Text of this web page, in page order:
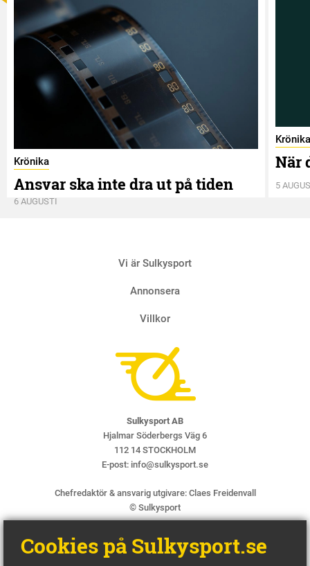
Krönika
Ansvar ska inte dra ut på tiden
6 AUGUSTI
Krönika
När
5
Vi är Sulkysport
Annonsera
Villkor
Sulkysport AB
Hjalmar Söderbergs Väg 6
112 14 STOCKHOLM
E-post: info@sulkysport.se
Chefredaktör & ansvarig utgivare: Claes Freidenvall
© Sulkysport
Cookies på Sulkysport.se